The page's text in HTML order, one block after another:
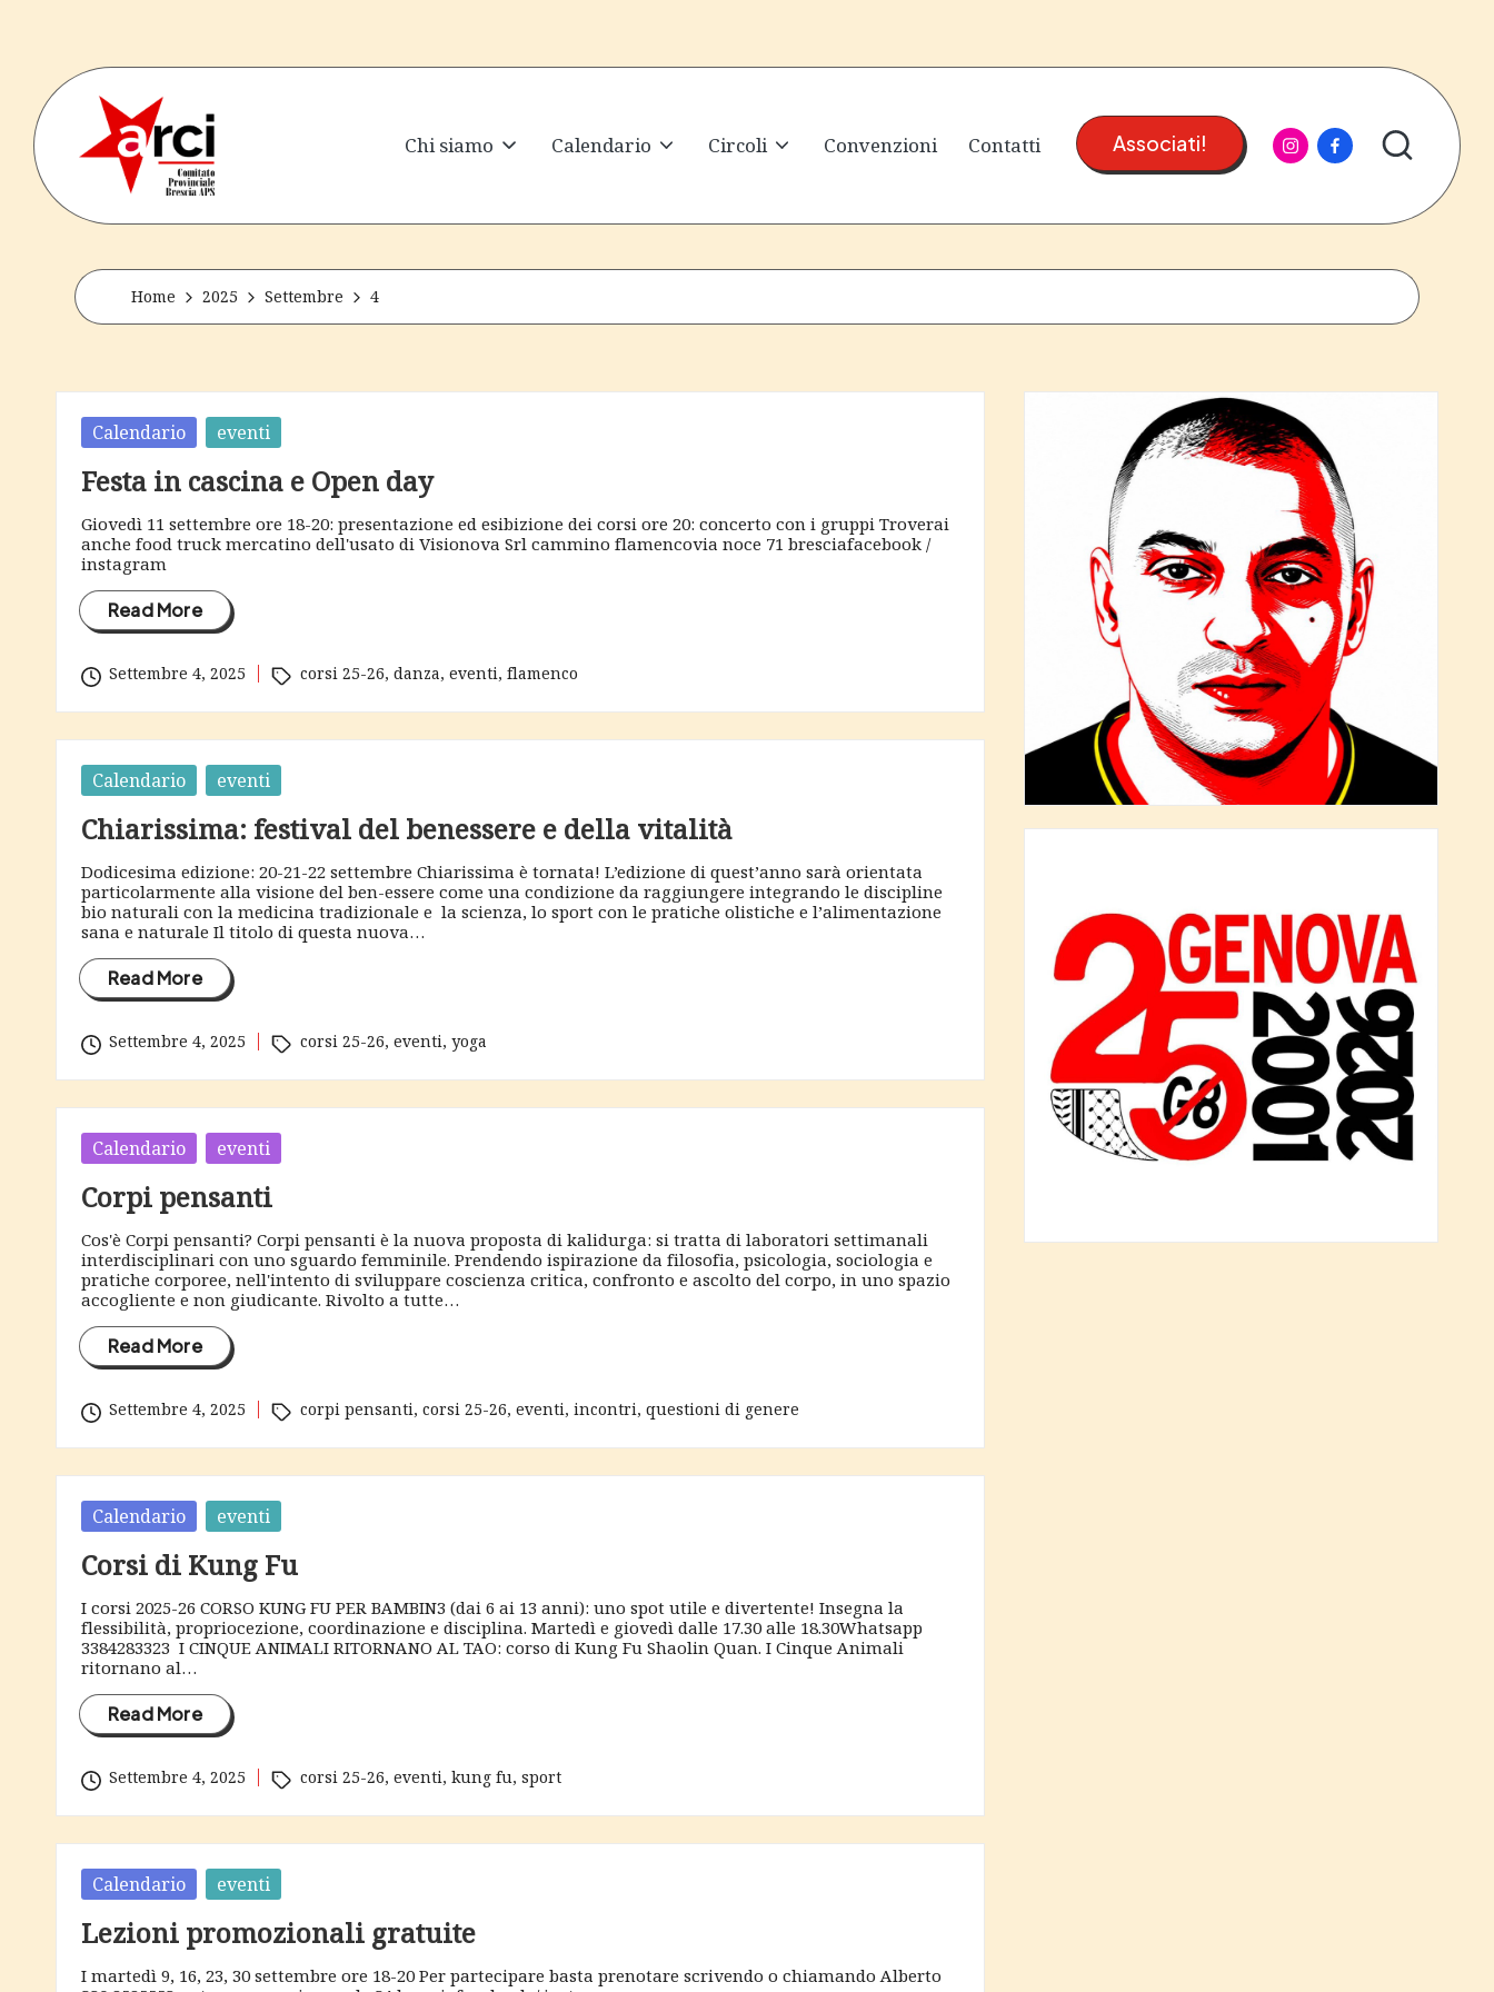
content
a
r
c
b
r
e
s
c
i
a
senza
perdere
tenerezza
Chi siamo Calendario Circoli Convenzioni Contatti Associati! instagramfacebook
Home 2025 Settembre 4
Posted
inCalendario eventi
Festa in cascina e Open day
Giovedì 11 settembre ore 18-20: presentazione ed esibizione dei corsi ore 20: concerto con i gruppi Troverai
anche food truck mercatino dell'usato di Visionova Srl cammino flamencovia noce 71 bresciafacebook /
instagram
Read More
Settembre 4, 2025
Tags: corsi 25-26, danza, eventi, flamenco
Posted
inCalendario eventi
Chiarissima: festival del benessere e della vitalità
Dodicesima edizione: 20-21-22 settembre Chiarissima è tornata! L’edizione di quest’anno sarà orientata
particolarmente alla visione del ben-essere come una condizione da raggiungere integrando le discipline
bio naturali con la medicina tradizionale e la scienza, lo sport con le pratiche olistiche e l’alimentazione
sana e naturale Il titolo di questa nuova…
Read More
Settembre 4, 2025
Tags: corsi 25-26, eventi, yoga
Posted
inCalendario eventi
Corpi pensanti
Cos'è Corpi pensanti? Corpi pensanti è la nuova proposta di kalidurga: si tratta di laboratori settimanali
interdisciplinari con uno sguardo femminile. Prendendo ispirazione da filosofia, psicologia, sociologia e
pratiche corporee, nell'intento di sviluppare coscienza critica, confronto e ascolto del corpo, in uno spazio
accogliente e non giudicante. Rivolto a tutte…
Read More
Settembre 4, 2025
Tags: corpi pensanti, corsi 25-26, eventi, incontri, questioni di genere
Posted
inCalendario eventi
Corsi di Kung Fu
I corsi 2025-26 CORSO KUNG FU PER BAMBIN3 (dai 6 ai 13 anni): uno spot utile e divertente! Insegna la
flessibilità, propriocezione, coordinazione e disciplina. Martedì e giovedì dalle 17.30 alle 18.30Whatsapp
3384283323 I CINQUE ANIMALI RITORNANO AL TAO: corso di Kung Fu Shaolin Quan. I Cinque Animali
ritornano al…
Read More
Settembre 4, 2025
Tags: corsi 25-26, eventi, kung fu, sport
Posted
inCalendario eventi
Lezioni promozionali gratuite
I martedì 9, 16, 23, 30 settembre ore 18-20 Per partecipare basta prenotare scrivendo o chiamando Alberto